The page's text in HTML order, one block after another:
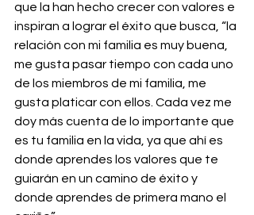
que la han hecho crecer con valores e
inspiran a lograr el éxito que busca, “la
relación con mi familia es muy buena,
me gusta pasar tiempo con cada uno
de los miembros de mi familia, me
gusta platicar con ellos. Cada vez me
doy más cuenta de lo importante que
es tu familia en la vida, ya que ahí es
donde aprendes los valores que te
guiarán en un camino de éxito y
donde aprendes de primera mano el